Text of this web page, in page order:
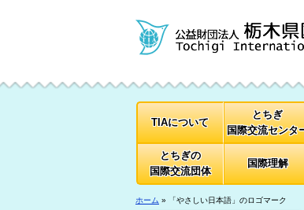
TIAについて
とちぎ
国際交流センタ
とちぎの
国際交流団体
国際理解
ホーム » 「やさしい日本語」のロゴマーク